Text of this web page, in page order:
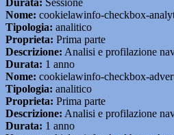
Nome: cookielawinfo-checkbox-
Tipologia: analitico
Proprieta: Prima parte
Descrizione: Analisi e profilazione
Durata: 1 anno
Nome: cookielawinfo-checkbox-
Tipologia: analitico
Proprieta: Prima parte
Descrizione: Analisi e profilazione
Durata: 1 anno